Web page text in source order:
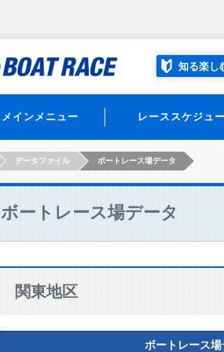
知る楽し
メインメニュー レーススケジュ
HOMEデータファイル ボートレース場データ
ボートレース場データ
関東地区
ボートレース